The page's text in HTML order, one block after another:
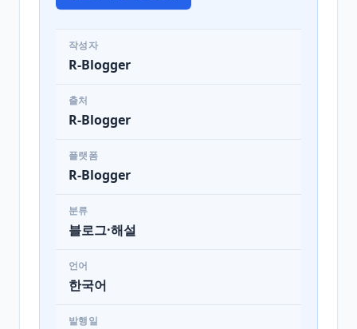
작성자
R-Blogger
출처
R-Blogger
플랫폼
R-Blogger
분류
블로그·해설
언어
한국어
발행일